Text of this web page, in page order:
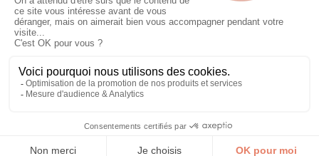
Chantiers de France est une marque
| Mentions légales
Protection des données personnelles
Cookies